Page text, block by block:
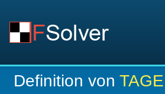
Definition von TAGE